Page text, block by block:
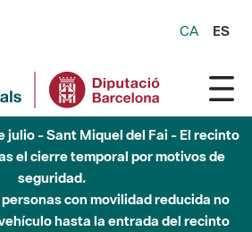
CA ES
julio - Sant Miquel del Fai - El recinto
el cierre temporal por motivos de
seguridad.
con movilidad reducida no
hasta la entrada del recinto